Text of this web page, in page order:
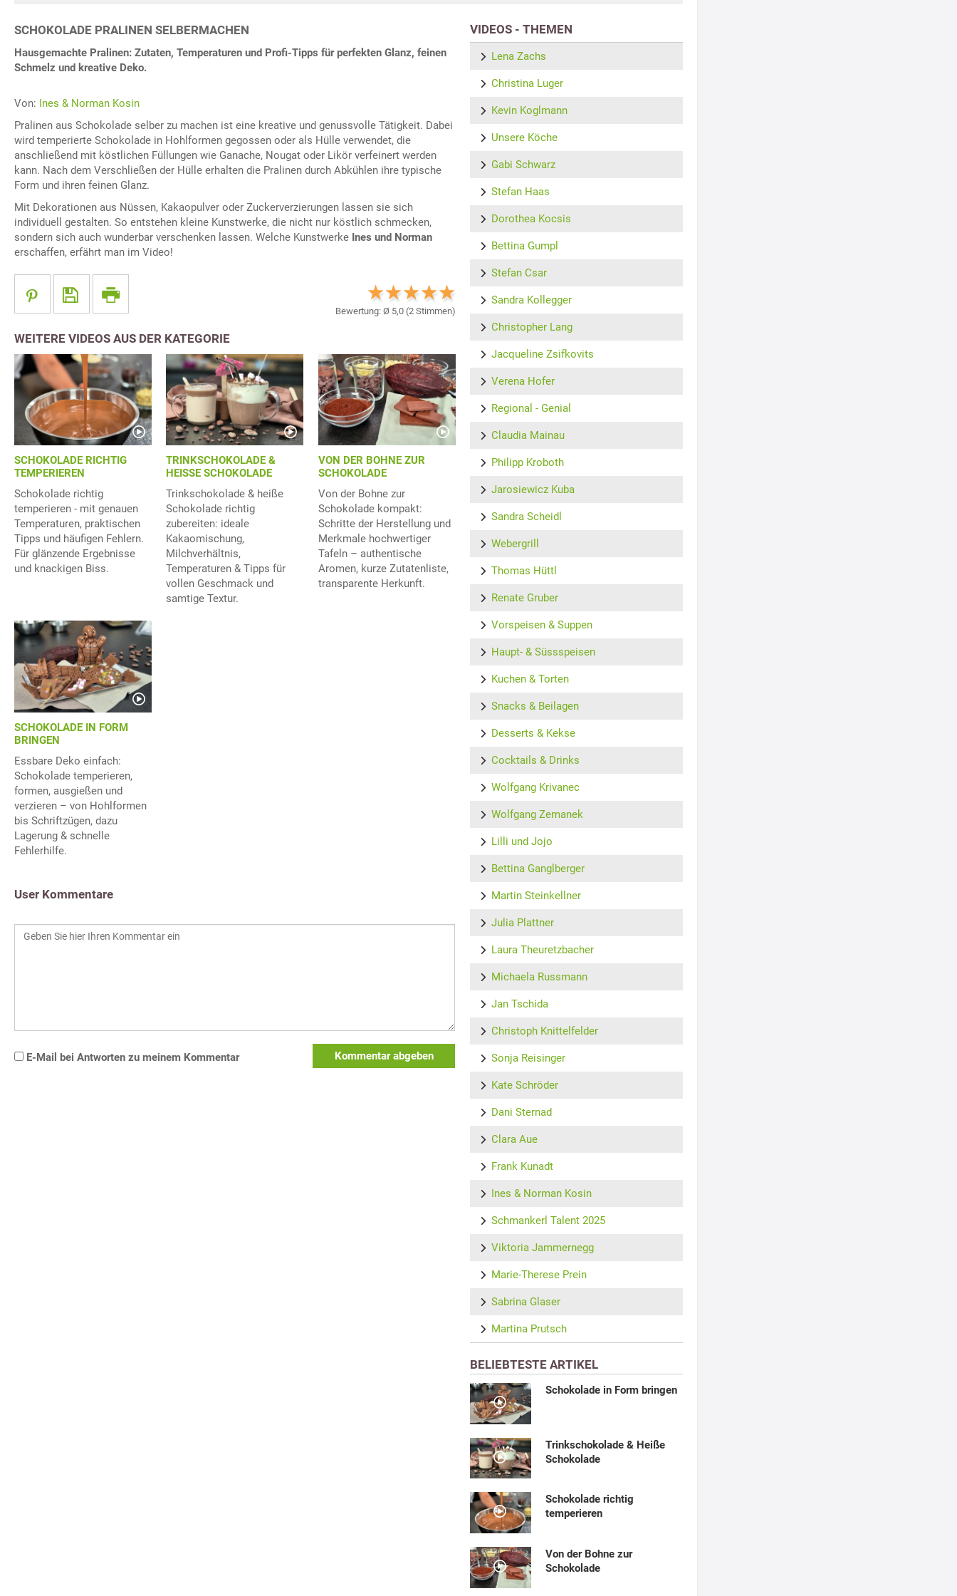
SCHOKOLADE PRALINEN SELBERMACHEN
Hausgemachte Pralinen: Zutaten, Temperaturen und Profi-Tipps für perfekten Glanz, feinen
Schmelz und kreative Deko.
Von: Ines & Norman Kosin
Pralinen aus Schokolade selber zu machen ist eine kreative und genussvolle Tätigkeit. Dabei
wird temperierte Schokolade in Hohlformen gegossen oder als Hülle verwendet, die
anschließend mit köstlichen Füllungen wie Ganache, Nougat oder Likör verfeinert werden
kann. Nach dem Verschließen der Hülle erhalten die Pralinen durch Abkühlen ihre typische
Form und ihren feinen Glanz.
Mit Dekorationen aus Nüssen, Kakaopulver oder Zuckerverzierungen lassen sie sich
individuell gestalten. So entstehen kleine Kunstwerke, die nicht nur köstlich schmecken,
sondern sich auch wunderbar verschenken lassen. Welche Kunstwerke Ines und Norman
erschaffen, erfährt man im Video!
Bewertung: Ø 5,0(2Stimmen)
WEITERE VIDEOS AUS DER KATEGORIE
SCHOKOLADE RICHTIG
TEMPERIEREN
Schokolade richtig
temperieren - mit genauen
Temperaturen, praktischen
Tipps und häufigen Fehlern.
Für glänzende Ergebnisse
und knackigen Biss.
TRINKSCHOKOLADE &
HEISSE SCHOKOLADE
Trinkschokolade & heiße
Schokolade richtig
zubereiten: ideale
Kakaomischung,
Milchverhältnis,
Temperaturen & Tipps für
vollen Geschmack und
samtige Textur.
VON DER BOHNE ZUR
SCHOKOLADE
Von der Bohne zur
Schokolade kompakt:
Schritte der Herstellung und
Merkmale hochwertiger
Tafeln – authentische
Aromen, kurze Zutatenliste,
transparente Herkunft.
SCHOKOLADE IN FORM
BRINGEN
Essbare Deko einfach:
Schokolade temperieren,
formen, ausgießen und
verzieren – von Hohlformen
bis Schriftzügen, dazu
Lagerung & schnelle
Fehlerhilfe.
User Kommentare
E-Mail bei Antworten zu meinem Kommentar Kommentar abgeben
VIDEOS - THEMEN
Lena Zachs
Christina Luger
Kevin Koglmann
Unsere Köche
Gabi Schwarz
Stefan Haas
Dorothea Kocsis
Bettina Gumpl
Stefan Csar
Sandra Kollegger
Christopher Lang
Jacqueline Zsifkovits
Verena Hofer
Regional - Genial
Claudia Mainau
Philipp Kroboth
Jarosiewicz Kuba
Sandra Scheidl
Webergrill
Thomas Hüttl
Renate Gruber
Vorspeisen & Suppen
Haupt- & Süssspeisen
Kuchen & Torten
Snacks & Beilagen
Desserts & Kekse
Cocktails & Drinks
Wolfgang Krivanec
Wolfgang Zemanek
Lilli und Jojo
Bettina Ganglberger
Martin Steinkellner
Julia Plattner
Laura Theuretzbacher
Michaela Russmann
Jan Tschida
Christoph Knittelfelder
Sonja Reisinger
Kate Schröder
Dani Sternad
Clara Aue
Frank Kunadt
Ines & Norman Kosin
Schmankerl Talent 2025
Viktoria Jammernegg
Marie-Therese Prein
Sabrina Glaser
Martina Prutsch
BELIEBTESTE ARTIKEL
Schokolade in Form bringen
Trinkschokolade & Heiße
Schokolade
Schokolade richtig
temperieren
Von der Bohne zur
Schokolade